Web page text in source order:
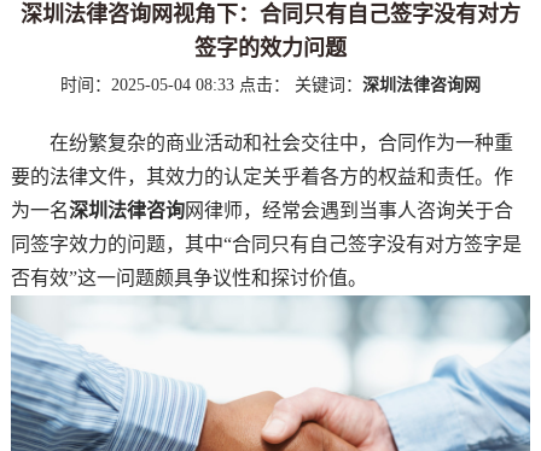
深圳法律咨询网视角下：合同只有自己签字没有对方
签字的效力问题
时间：2025-05-04 08:33 点击： 关键词： 深圳法律咨询网
在纷繁复杂的商业活动和社会交往中，合同作为一种重
要的法律文件，其效力的认定关乎着各方的权益和责任。作
为一名深圳法律咨询网律师，经常会遇到当事人咨询关于合
同签字效力的问题，其中“合同只有自己签字没有对方签字是
否有效”这一问题颇具争议性和探讨价值。